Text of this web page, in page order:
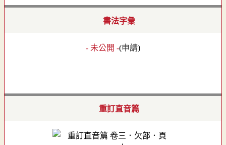
書法字彙
- 未公開 -(申請)
重訂直音篇